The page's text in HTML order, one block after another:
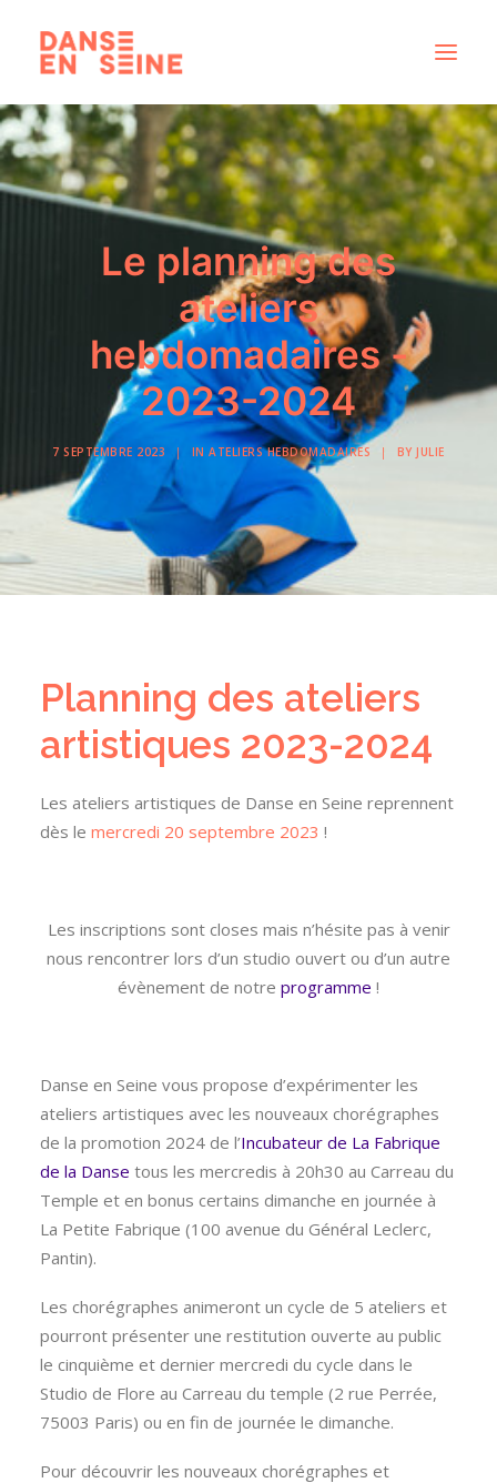
CRÉATIONS
DISPOSITIFS ARTISTIQUES
NOUS REJOINDRE
RECHERCHE
Le planning des
ateliers
hebdomadaires -
2023-2024
7 SEPTEMBRE 2023 | INATELIERS HEBDOMADAIRES | BYJULIE
Planning des ateliers
artistiques 2023-2024
Les ateliers artistiques de Danse en Seine reprennent
dès le mercredi 20 septembre 2023 !
Les inscriptions sont closes mais n’hésite pas à venir
nous rencontrer lors d’un studio ouvert ou d’un autre
évènement de notre programme !
Danse en Seine vous propose d’expérimenter les
ateliers artistiques avec les nouveaux chorégraphes
de la promotion 2024 de l’Incubateur de La Fabrique
de la Danse tous les mercredis à 20h30 au Carreau du
Temple et en bonus certains dimanche en journée à
La Petite Fabrique (100 avenue du Général Leclerc,
Pantin).
Les chorégraphes animeront un cycle de 5 ateliers et
pourront présenter une restitution ouverte au public
le cinquième et dernier mercredi du cycle dans le
Studio de Flore au Carreau du temple (2 rue Perrée,
75003 Paris) ou en fin de journée le dimanche.
Pour découvrir les nouveaux chorégraphes et